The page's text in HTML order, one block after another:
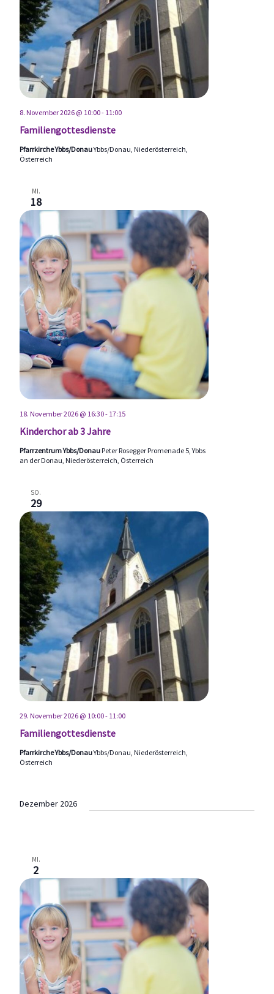
Familiengottesdienste
8. November 2026 @ 10:00- 11:00
Pfarrkirche Ybbs/DonauYbbs/Donau, Niederösterreich,
Österreich
MI.
18
Kinderchor ab 3 Jahre
18. November 2026 @ 16:30- 17:15
Pfarrzentrum Ybbs/Donau Peter Rosegger Promenade 5, Ybbs
an der Donau, Niederösterreich, Österreich
SO.
29
Familiengottesdienste
29. November 2026 @ 10:00- 11:00
Pfarrkirche Ybbs/DonauYbbs/Donau, Niederösterreich,
Österreich
Dezember 2026
MI.
2